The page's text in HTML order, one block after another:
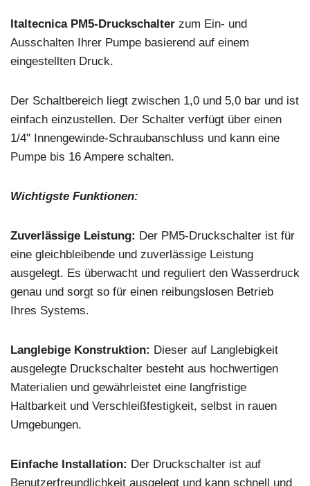
Italtecnica PM5-Druckschalter zum Ein- und
Ausschalten Ihrer Pumpe basierend auf einem
eingestellten Druck.
Der Schaltbereich liegt zwischen 1,0 und 5,0 bar und ist
einfach einzustellen. Der Schalter verfügt über einen
1/4" Innengewinde-Schraubanschluss und kann eine
Pumpe bis 16 Ampere schalten.
Wichtigste Funktionen:
Zuverlässige Leistung: Der PM5-Druckschalter ist für
eine gleichbleibende und zuverlässige Leistung
ausgelegt. Es überwacht und reguliert den Wasserdruck
genau und sorgt so für einen reibungslosen Betrieb
Ihres Systems.
Langlebige Konstruktion: Dieser auf Langlebigkeit
ausgelegte Druckschalter besteht aus hochwertigen
Materialien und gewährleistet eine langfristige
Haltbarkeit und Verschleißfestigkeit, selbst in rauen
Umgebungen.
Einfache Installation: Der Druckschalter ist auf
Benutzerfreundlichkeit ausgelegt und kann schnell und